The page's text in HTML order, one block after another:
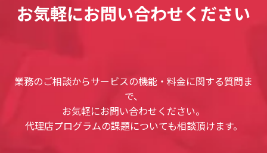
お気軽にお問い合わせください
業務のご相談からサービスの機能・料金に関する質問ま
で、
お気軽にお問い合わせください。
代理店プログラムの課題についても相談頂けます。